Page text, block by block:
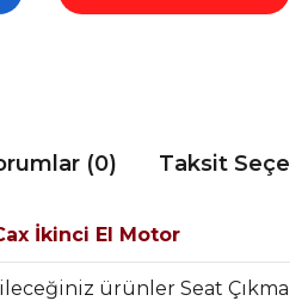
(0) Taksit
İkinci El Motor
ürünler Seat Çıkma